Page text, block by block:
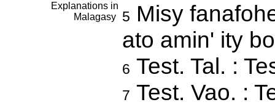
Explanations in
Malagasy
5 Misy
ato amin' ity
6 Test. Tal. :
7 Test. Vao. :